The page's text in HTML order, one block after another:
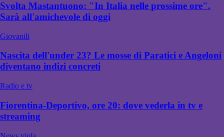
Svolta Mastantuono: "In Italia nelle prossime ore".
Sarà all'amichevole di oggi
Giovanili
Nascita dell'under 23? Le mosse di Paratici e Angeloni
diventano indizi concreti
Radio e tv
Fiorentina-Deportivo, ore 20: dove vederla in tv e
streaming